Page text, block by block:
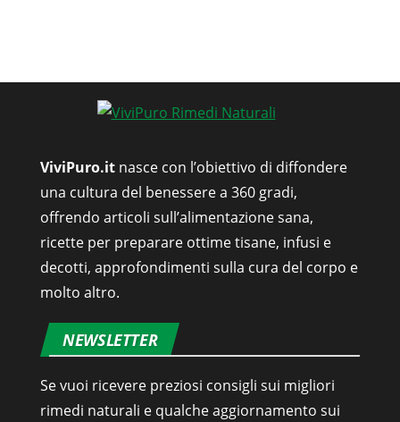
ViviPuro.it nasce con l’obiettivo di diffondere
una cultura del benessere a 360 gradi,
offrendo articoli sull’alimentazione sana,
ricette per preparare ottime tisane, infusi e
decotti, approfondimenti sulla cura del corpo e
molto altro.
NEWSLETTER
Se vuoi ricevere preziosi consigli sui migliori
rimedi naturali e qualche aggiornamento sui